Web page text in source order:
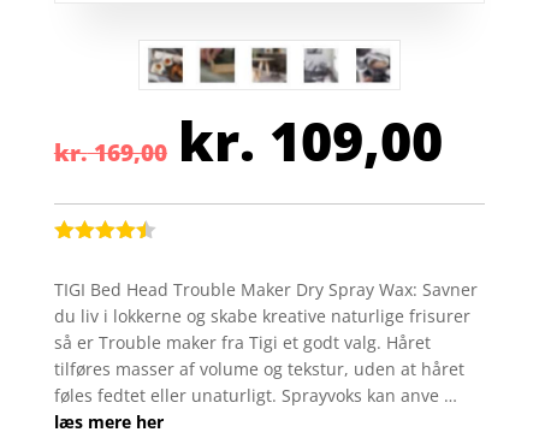
kr.169,00 Den
oprindelige
pris
var:
kr. 109,00Den
pris
er:
ud af 5
baseret
på
kundebedø
mmelser
TIGI Bed Head Trouble Maker Dry Spray Wax: Savner
du liv i lokkerne og skabe kreative naturlige frisurer
så er Trouble maker fra Tigi et godt valg. Håret
tilføres masser af volume og tekstur, uden at håret
føles fedtet eller unaturligt. Sprayvoks kan anve …
læs mere her